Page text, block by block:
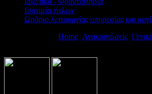
Ισοτιμία τίτλων
Ωράριο λειτουργίας υπηρεσίας και
Home Ανακοινώσεις